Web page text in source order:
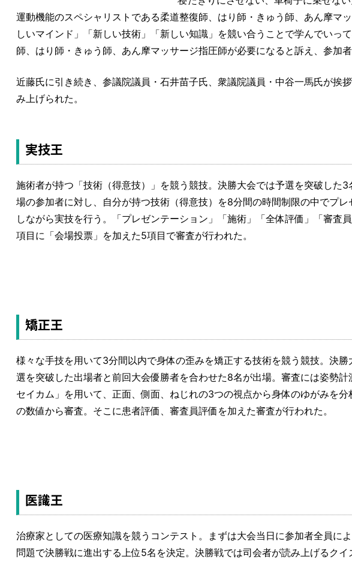
運動機能のスペシャリストである柔道整復師、はり師・きゅう師、あん摩マ
しいマインド」「新しい技術」「新しい知識」を競い合うことで学んでいっ
師、はり師・きゅう師、あん摩マッサージ指圧師が必要になると訴え、参加
近藤氏に引き続き、参議院議員・石井苗子氏、衆議院議員・中谷一馬氏が挨
み上げられた。
実技王
施術者が持つ「技術（得意技）」を競う競技。決勝大会では予選を突破した3
場の参加者に対し、自分が持つ技術（得意技）を8分間の時間制限の中でプレ
しながら実技を行う。「プレゼンテーション」「施術」「全体評価」「審査
項目に「会場投票」を加えた5項目で審査が行われた。
矯正王
様々な手技を用いて3分間以内で身体の歪みを矯正する技術を競う競技。決勝
選を突破した出場者と前回大会優勝者を合わせた8名が出場。審査には姿勢計
セイカム」を用いて、正面、側面、ねじれの3つの視点から身体のゆがみを分
の数値から審査。そこに患者評価、審査員評価を加えた審査が行われた。
医識王
治療家としての医療知識を競うコンテスト。まずは大会当日に参加者全員に
問題で決勝戦に進出する上位5名を決定。決勝戦では司会者が読み上げるクイ